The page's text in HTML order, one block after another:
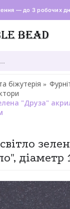
— до 3 робочих
біжутерія
"Друза"